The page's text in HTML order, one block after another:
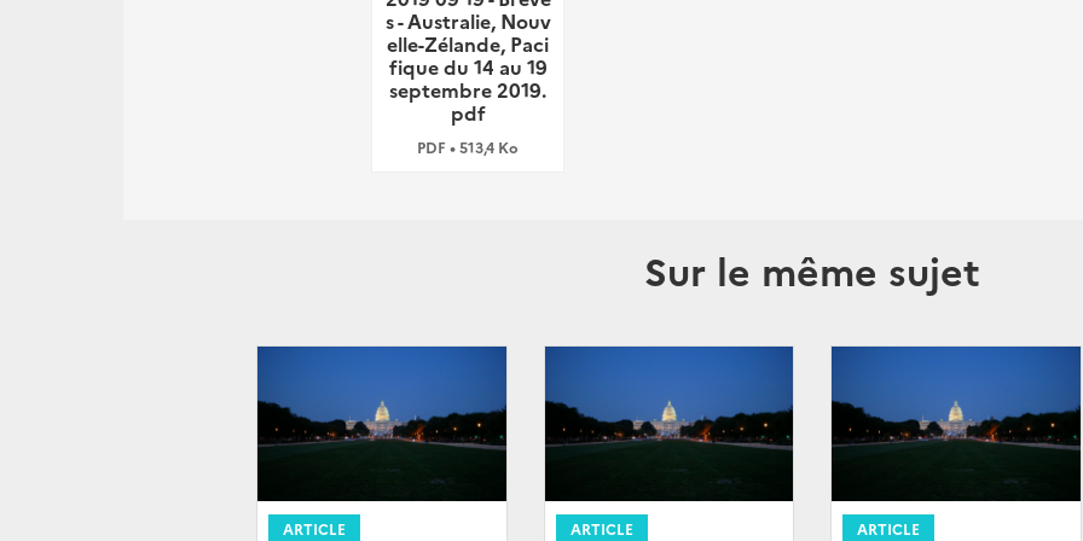
s - Australie, Nouv
elle-Zélande, Paci
fique du 14 au 19
septembre 2019.
pdf
PDF • 513,4 Ko
Sur le même sujet
ARTICLE ARTICLE ARTICLE